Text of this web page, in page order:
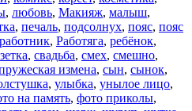
, любовь, Макияж, малыш,
, печаль, подсолнух, пояс, пояс
работник, Работяга, ребёнок,
, свадьба, смех, смешно,
измена, сын, сынок,
, улыбка, унылое лицо,
на память, фото приколы,